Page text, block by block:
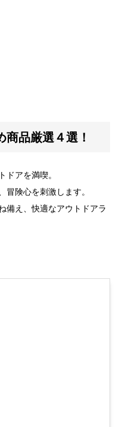
品厳選４選！
アを満喫。
険心を刺激します。
備え、快適なアウトドアラ